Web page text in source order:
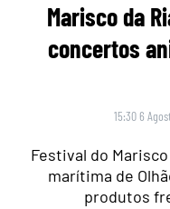
Marisco da
concertos
15:30 6
Festival do
marítima de
produtos